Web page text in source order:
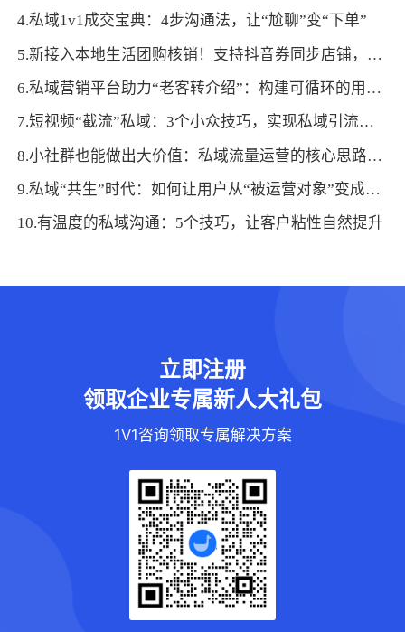
4.私域1v1成交宝典：4步沟通法，让“尬聊”变“下单”
5.新接入本地生活团购核销！支持抖音券同步店铺，私域引流转化效率UP！
6.私域营销平台助力“老客转介绍”：构建可循环的用户裂变体系
7.短视频“截流”私域：3个小众技巧，实现私域引流变现“当日闭环”
8.小社群也能做出大价值：私域流量运营的核心思路与落地方法
9.私域“共生”时代：如何让用户从“被运营对象”变成“品牌共创者”
10.有温度的私域沟通：5个技巧，让客户粘性自然提升
立即注册
领取企业专属新人大礼包
1V1咨询领取专属解决方案